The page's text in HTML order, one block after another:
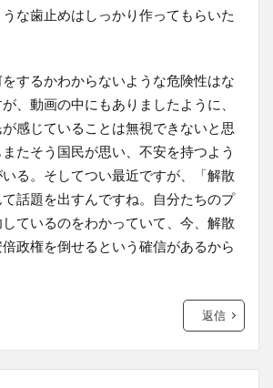
な歯止めはしっかり作ってもらいた
するかわからないような危険性はな
、動画の中にもありましたように、
感じていることは無視できないと思
たそう国民が思い、不安を持つよう
る。そしてつい最近ですが、「解散
話題を出すんですね。自分たちのプ
ているのをわかっていて、今、解散
政権を倒せるという確信があるから
返信